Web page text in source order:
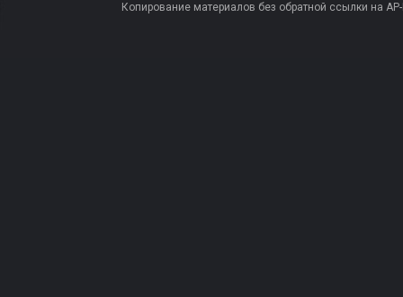
Копирование материалов без обратной ссылки на